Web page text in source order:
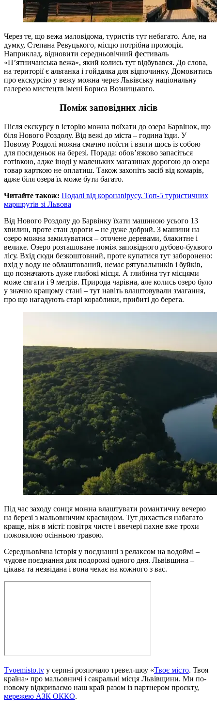
Через те, що вежа маловідома, туристів тут небагато. Але, на
думку, Степана Ревуцького, місцю потрібна промоція.
Наприклад, відновити середньовічний фестиваль
«П’ятничанська вежа», який колись тут відбувався. До слова,
на території є альтанка і гойдалка для відпочинку. Домовитись
про екскурсію у вежу можна через Львівську національну
галерею мистецтв імені Бориса Возницького.
Поміж заповідних лісів
Після екскурсу в історію можна поїхати до озера Барвінок, що
біля Нового Роздолу. Від вежі до міста – година їзди. У
Новому Роздолі можна смачно поїсти і взяти щось із собою
для посиденьок на березі. Порада: обов’язково запасіться
готівкою, адже іноді у маленьких магазинах дорогою до озера
товар карткою не оплатиш. Також захопіть засіб від комарів,
адже біля озера їх може бути багато.
Читайте також: Подалі від коронавірусу. Топ-5 туристичних
маршрутів зі Львова
Від Нового Роздолу до Барвінку їхати машиною усього 13
хвилин, проте стан дороги – не дуже добрий. З машини на
озеро можна замилуватися – оточене деревами, блакитне і
велике. Озеро розташоване поміж заповідного дубово-буквого
лісу. Вхід сюди безкоштовний, проте купатися тут заборонено:
вхід у воду не облаштований, немає рятувальників і буйків,
що позначають дуже глибокі місця. А глибина тут місцями
може сягати і 9 метрів. Природа чарівна, але колись озеро було
у значно кращому стані – тут навіть влаштовували змагання,
про що нагадують старі кораблики, прибиті до берега.
Під час заходу сонця можна влаштувати романтичну вечерю
на березі з мальовничим краєвидом. Тут дихається набагато
краще, ніж в місті: повітря чисте і ввечері пахне вже трохи
пожовклою осінньою травою.
Середньовічна історія у поєднанні з релаксом на водоймі –
чудове поєднання для подорожі одного дня. Львівщина –
цікава та незвідана і вона чекає на кожного з вас.
Тvoemisto.tv у серпні розпочало тревел-шоу «Твоє місто. Твоя
країна» про мальовничі і сакральні місця Львівщини. Ми по-
новому відкриваємо наш край разом із партнером проєкту,
мережею АЗК ОККО.